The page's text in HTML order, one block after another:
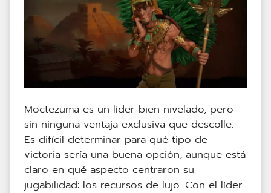
Moctezuma es un líder bien nivelado, pero
sin ninguna ventaja exclusiva que descolle.
Es difícil determinar para qué tipo de
victoria sería una buena opción, aunque está
claro en qué aspecto centraron su
jugabilidad: los recursos de lujo. Con el líder